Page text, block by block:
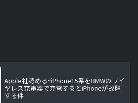
Apple社認める~iPhone15系をBMWのワイ
ヤレス充電器で充電するとiPhoneが故障
する件